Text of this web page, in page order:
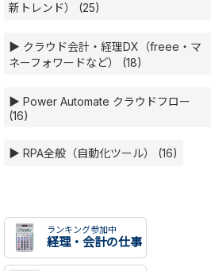
新トレンド） (25)
▶ クラウド会計・経理DX（freee・マ
ネーフォワードなど） (18)
▶ Power Automate クラウドフロー
(16)
▶ RPA全般（自動化ツール） (16)
ランキング参加中
経理・会計の仕事